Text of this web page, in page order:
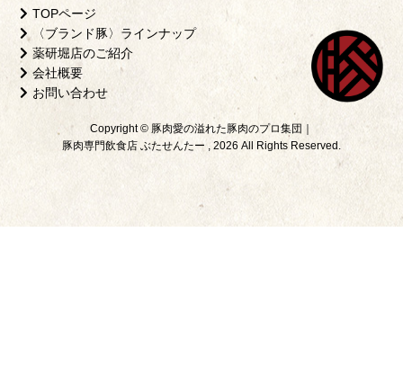
TOPページ
〈ブランド豚〉ラインナップ
薬研堀店のご紹介
会社概要
お問い合わせ
Copyright © 豚肉愛の溢れた豚肉のプロ集団｜
豚肉専門飲食店 ぶたせんたー , 2026 All Rights Reserved.